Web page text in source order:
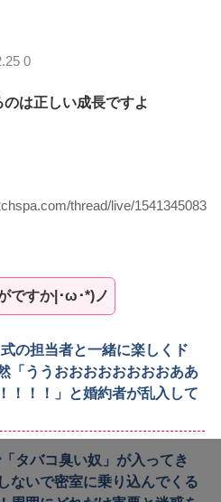
0
は正しい成長ですよ
thread/live/1541345083
ですか|･ω･*)ノ
の担当者と一緒に楽しくド
「ううおおおおおおおおああ
！！！」と婚約者が乱入して
タバコ臭い奴」が入ってき
いで密室に乗り込んでくる